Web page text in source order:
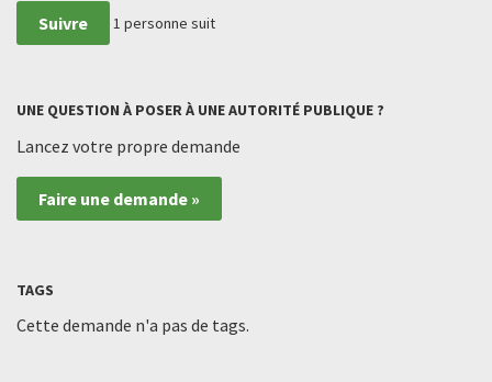
Suivre 1 personne suit
UNE QUESTION À POSER À UNE AUTORITÉ PUBLIQUE ?
Lancez votre propre demande
Faire une demande »
TAGS
Cette demande n'a pas de tags.